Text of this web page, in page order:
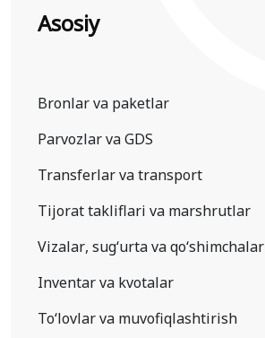
Asosiy
Bronlar va paketlar
Parvozlar va GDS
Transferlar va transport
Tijorat takliflari va marshrutlar
Vizalar, sugʻurta va qoʻshimchalar
Inventar va kvotalar
To‘lovlar va muvofiqlashtirish